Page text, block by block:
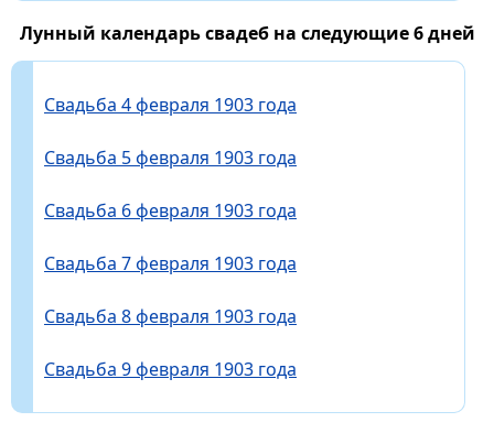
Лунный календарь свадеб на следующие 6 дней
Свадьба 4 февраля 1903 года
Свадьба 5 февраля 1903 года
Свадьба 6 февраля 1903 года
Свадьба 7 февраля 1903 года
Свадьба 8 февраля 1903 года
Свадьба 9 февраля 1903 года